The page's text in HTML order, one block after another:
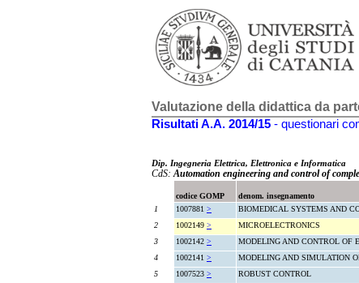
Valutazione della didattica da
Risultati A.A. 2014/15 - questionari
Dip. Ingegneria Elettrica, Elettronica e Informatica
CdS:Automation engineering and control of
codice GOMP denom. insegnamento
1
1007881 > BIOMEDICAL SYSTEMS AND
2
1002149 > MICROELECTRONICS
3
1002142 > MODELING AND CONTROL OF
4
1002141 > MODELING AND SIMULATION
5
1007523 > ROBUST CONTROL